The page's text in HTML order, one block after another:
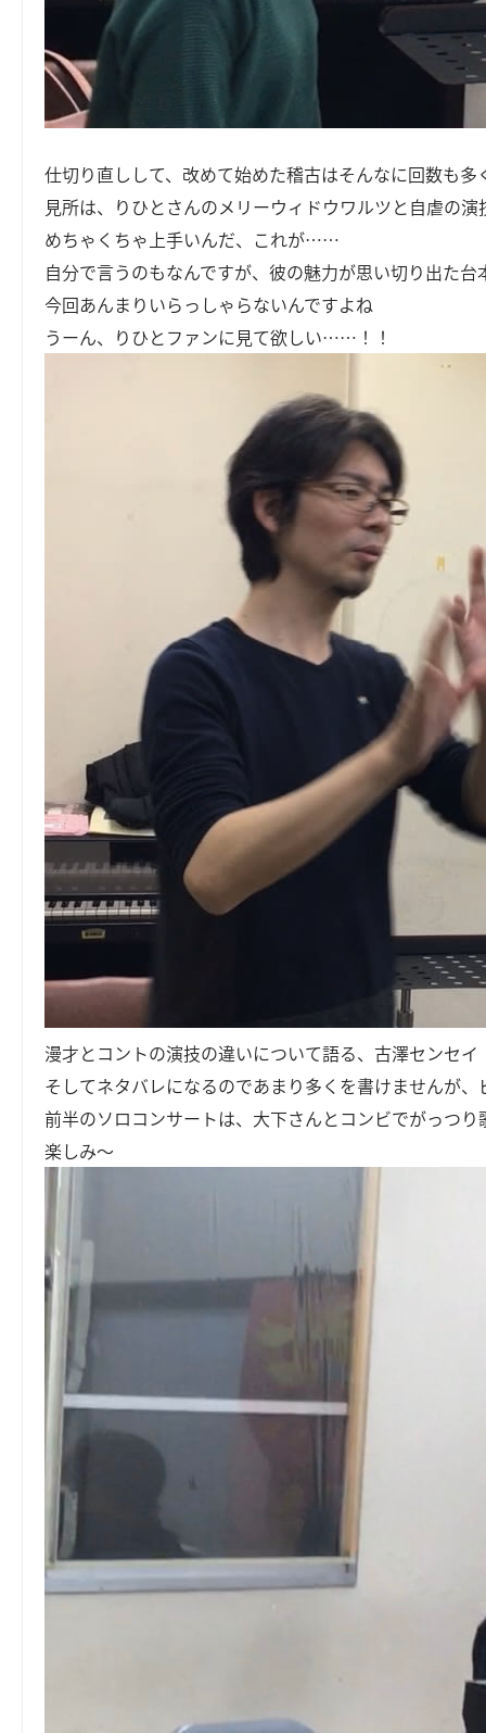
仕切り直しして、改めて始めた稽古はそんなに回数も
見所は、りひとさんのメリーウィドウワルツと自虐の
めちゃくちゃ上手いんだ、これが……
自分で言うのもなんですが、彼の魅力が思い切り出た
今回あんまりいらっしゃらないんですよね
うーん、りひとファンに見て欲しい……！！
漫才とコントの演技の違いについて語る、古澤センセ
そしてネタバレになるのであまり多くを書けませんが
前半のソロコンサートは、大下さんとコンビでがっつり
楽しみ～